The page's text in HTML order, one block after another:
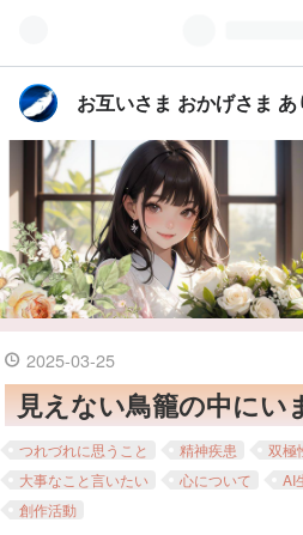
お互いさま おかげさま あ
2025-03-25
見えない鳥籠の中にい
つれづれに思うこと 精神疾患 双極
大事なこと言いたい
心について AI
創作活動